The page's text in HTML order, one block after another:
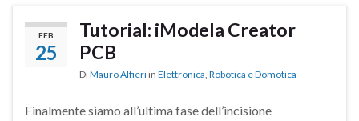
FEB
25
Tutorial: iModela Creator
PCB
DiMauro Alfieri in Elettronica, Robotica e Domotica
Finalmente siamo all’ultima fase dell’incisione